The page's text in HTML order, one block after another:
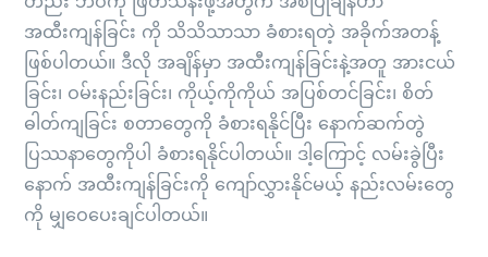
အထီးကျန်ခြင်း ကို သိသိသာသာ ခံစားရတဲ့ အခိုက်အတန့်
ဖြစ်ပါတယ်။ ဒီလို အချိန်မှာ အထီးကျန်ခြင်းနဲ့အတူ အားငယ်
ခြင်း၊ ဝမ်းနည်းခြင်း၊ ကိုယ့်ကိုကိုယ် အပြစ်တင်ခြင်း၊ စိတ်
ဓါတ်ကျခြင်း စတာတွေကို ခံစားရနိုင်ပြီး နောက်ဆက်တွဲ
ပြဿနာတွေကိုပါ ခံစားရနိုင်ပါတယ်။ ဒါ့ကြောင့် လမ်းခွဲပြီး
နောက် အထီးကျန်ခြင်းကို ကျော်လွှားနိုင်မယ့် နည်းလမ်းတွေ
ကို မျှဝေပေးချင်ပါတယ်။